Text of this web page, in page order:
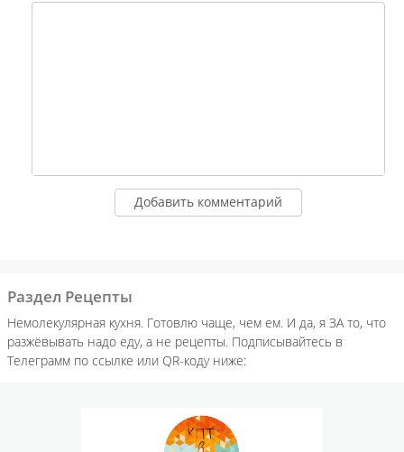
Если вы что-то введете в это
Добавить комментарий
Раздел Рецепты
Немолекулярная кухня. Готовлю чаще, чем ем. И да, я ЗА то, что
разжёвывать надо еду, а не рецепты. Подписывайтесь в
Телеграмм по ссылке или QR-коду ниже: